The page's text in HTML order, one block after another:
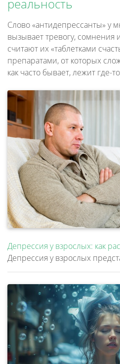
реальность
Слово «антидепрессанты» у
вызывает тревогу,
считают их «таблетками
препаратами, от которых
как часто бывает, лежит где-
Депрессия у взрослых: как